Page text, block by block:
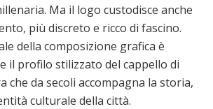
Ma il logo custodisce anche
più discreto e ricco di fascino.
della composizione grafica è
il profilo stilizzato del cappello di
che da secoli accompagna la storia,
culturale della città.